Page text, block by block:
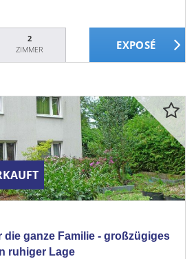
2
ZIMMER
die ganze Familie - großzügiges
ruhiger Lage